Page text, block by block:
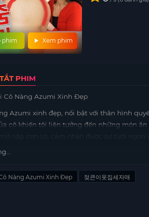
Xem phim
phim
PHIM
Cô Nàng Azumi Xinh Đẹp
Azumi xinh đẹp, nổi bật với thân hình
cô khiến tôi liên tưởng đến những món
mở nắp con sò, cảm nhận được sự tươi ngon
không chỉ đơn thuần là một cô gái xinh
và sự thanh tao của Azumi làm tôi không
Nàng Azumi Xinh Đẹp 젖큰이웃집세자매